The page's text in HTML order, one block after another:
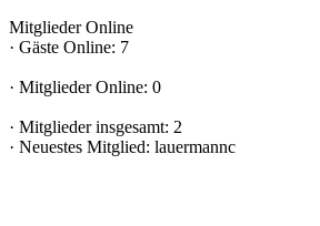
Mitglieder Online
· Gäste Online: 7
· Mitglieder Online: 0
· Mitglieder insgesamt: 2
· Neuestes Mitglied: lauermannc